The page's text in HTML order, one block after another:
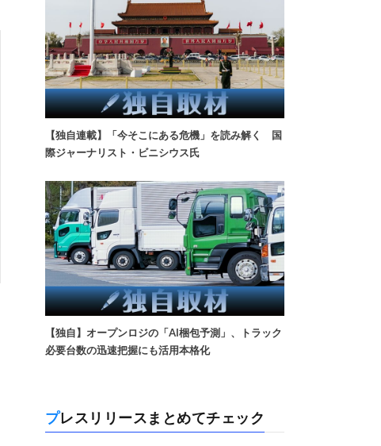
【独自連載】「今そこにある危機」を読み解く 国
際ジャーナリスト・ビニシウス氏
【独自】オープンロジの「AI梱包予測」、トラック
必要台数の迅速把握にも活用本格化
プレスリリースまとめてチェック